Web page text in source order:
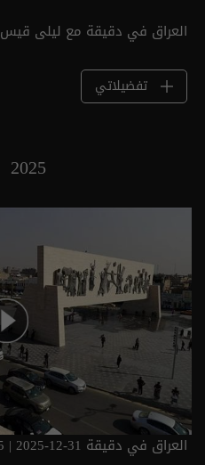
العراق في دقيقة مع ليلى قيس
تفضيلاتي
2025
العراق في دقيقة 31-12-2025 | 2025